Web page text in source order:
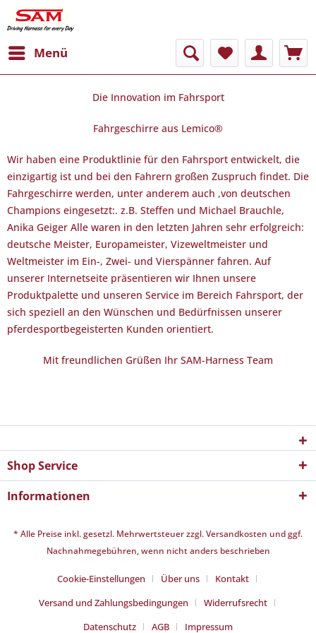
Menü
Die Innovation im Fahrsport
Fahrgeschirre aus Lemico®
Wir haben eine Produktlinie für den Fahrsport entwickelt, die
einzigartig ist und bei den Fahrern großen Zuspruch findet. Die
Fahrgeschirre werden, unter anderem auch ,von deutschen
Champions eingesetzt:. z.B. Steffen und Michael Brauchle,
Anika Geiger Alle waren in den letzten Jahren sehr erfolgreich:
deutsche Meister, Europameister, Vizeweltmeister und
Weltmeister im Ein-, Zwei- und Vierspänner fahren. Auf
unserer Internetseite präsentieren wir Ihnen unsere
Produktpalette und unseren Service im Bereich Fahrsport, der
sich speziell an den Wünschen und Bedürfnissen unserer
pferdesportbegeisterten Kunden orientiert.
Mit freundlichen Grüßen Ihr SAM-Harness Team
Shop Service
Informationen
* Alle Preise inkl. gesetzl. Mehrwertsteuer zzgl.Versandkosten und ggf.
Nachnahmegebühren, wenn nicht anders beschrieben
Cookie-Einstellungen Über uns
Kontakt
Versand und Zahlungsbedingungen
Widerrufsrecht
Datenschutz
AGB Impressum